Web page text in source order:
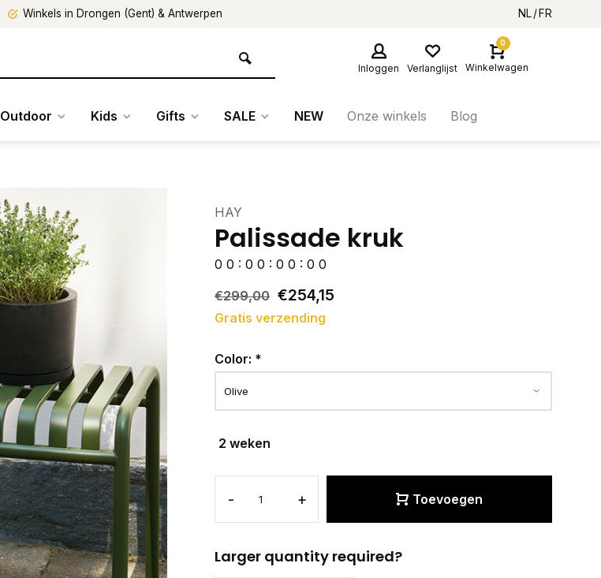
Winkels in Drongen (Gent) & Antwerpen NL FR
Inloggen Verlanglijst
0
Winkelwagen
Outdoor Kids Gifts SALE NEW Onze winkels Blog
HAY
Palissade kruk
0 0 : 0 0 : 0 0 : 0 0
€299,00 €254,15
Gratis verzending
Color: *
2 weken
- + Toevoegen
Larger quantity required?